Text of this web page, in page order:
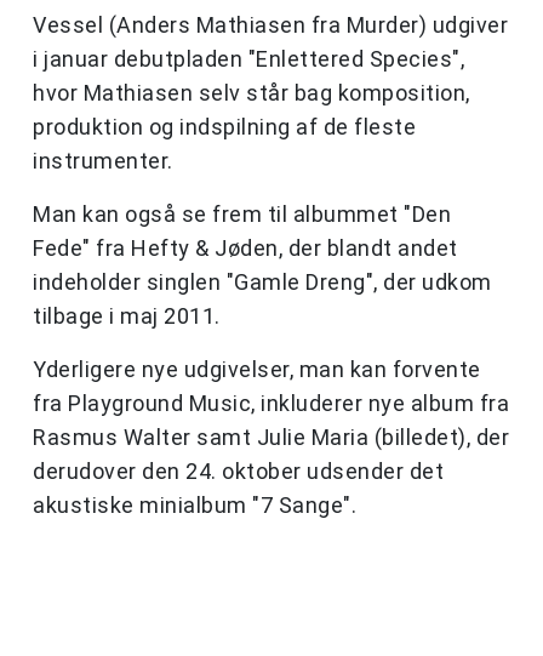
Vessel (Anders Mathiasen fra Murder) udgiver
i januar debutpladen "Enlettered Species",
hvor Mathiasen selv står bag komposition,
produktion og indspilning af de fleste
instrumenter.
Man kan også se frem til albummet "Den
Fede" fra Hefty & Jøden, der blandt andet
indeholder singlen "Gamle Dreng", der udkom
tilbage i maj 2011.
Yderligere nye udgivelser, man kan forvente
fra Playground Music, inkluderer nye album fra
Rasmus Walter samt Julie Maria (billedet), der
derudover den 24. oktober udsender det
akustiske minialbum "7 Sange".